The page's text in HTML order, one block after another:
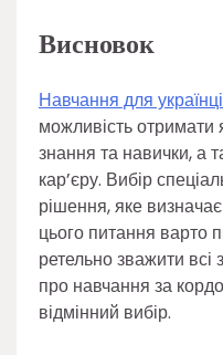
Висновок
Навчання для
можливість отримати
знання та навички, а
кар’єру. Вибір
рішення, яке
цього питання варто
ретельно зважити всі
про навчання за
відмінний вибір.